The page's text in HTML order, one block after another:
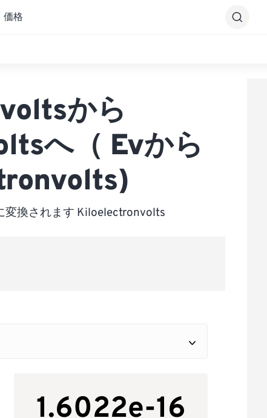
価格
から
へ（ Evから
変換されます Kiloelectronvolts